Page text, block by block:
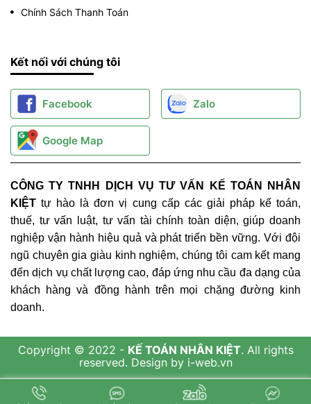
Chính Sách Thanh Toán
Kết nối với chúng tôi
Facebook Zalo
Google Map
CÔNG TY TNHH DỊCH VỤ TƯ VẤN KẾ TOÁN NHÂN
KIỆT tự hào là đơn vị cung cấp các giải pháp kế toán,
thuế, tư vấn luật, tư vấn tài chính toàn diện, giúp doanh
nghiệp vận hành hiệu quả và phát triển bền vững. Với đội
ngũ chuyên gia giàu kinh nghiệm, chúng tôi cam kết mang
đến dịch vụ chất lượng cao, đáp ứng nhu cầu đa dạng của
khách hàng và đồng hành trên mọi chặng đường kinh
doanh.
Copyright © 2022 - KẾ TOÁN NHÂN KIỆT. All rights
reserved. Design by i-web.vn